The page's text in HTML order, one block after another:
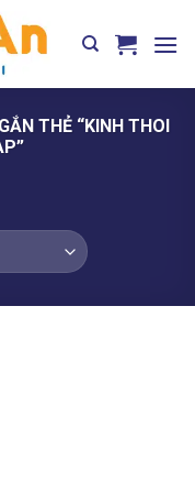
THẺ “KINH THOI